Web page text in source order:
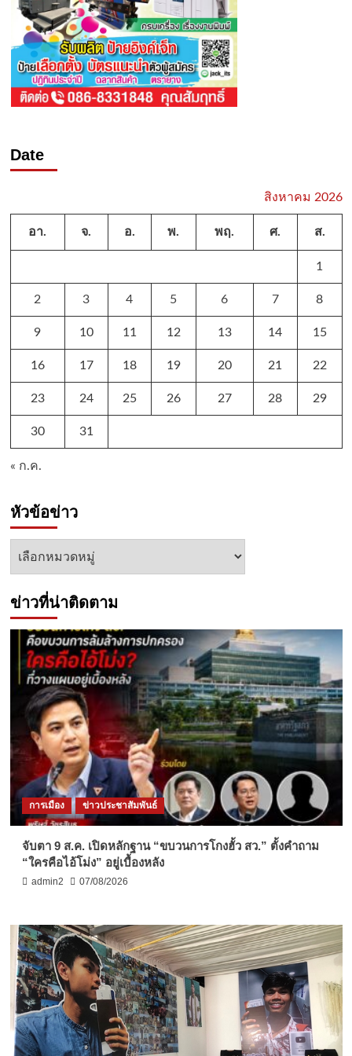
Date
สิงหาคม 2026
อา. จ. อ. พ. พฤ. ศ. ส.
1
2 3 4 5 6 7 8
9 10 11 12 13 14 15
16 17 18 19 20 21 22
23 24 25 26 27 28 29
30 31
« ก.ค.
หัวข้อข่าว
หัวข้อ
ข่าวที่น่าติดตาม
การเมือง ข่าวประชาสัมพันธ์
จับตา 9 ส.ค. เปิดหลักฐาน “ขบวนการโกงฮั้ว สว.” ตั้งคำถาม
“ใครคือไอ้โม่ง” อยู่เบื้องหลัง
admin2 07/08/2026